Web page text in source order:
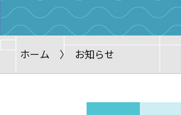
ホーム お知らせ